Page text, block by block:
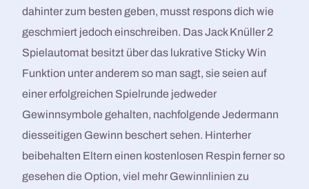
dahinter zum besten geben, musst respons dich wie
geschmiert jedoch einschreiben. Das Jack Knüller 2
Spielautomat besitzt über das lukrative Sticky Win
Funktion unter anderem so man sagt, sie seien auf
einer erfolgreichen Spielrunde jedweder
Gewinnsymbole gehalten, nachfolgende Jedermann
diesseitigen Gewinn beschert sehen. Hinterher
beibehalten Eltern einen kostenlosen Respin ferner so
gesehen die Option, viel mehr Gewinnlinien zu